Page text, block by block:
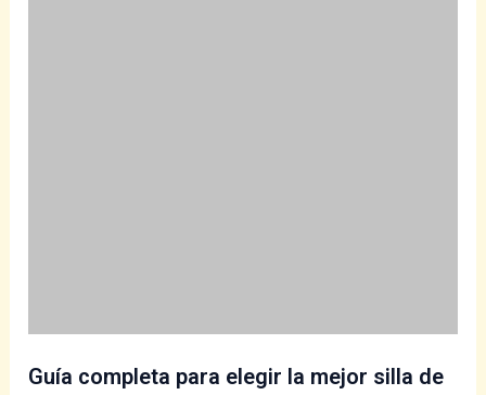
Guía completa para elegir la mejor silla de